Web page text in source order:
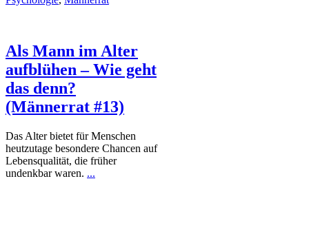
Als Mann im Alter
aufblühen – Wie geht
das denn?
(Männerrat #13)
Das Alter bietet für Menschen
heutzutage besondere Chancen auf
Lebensqualität, die früher
undenkbar waren. ...